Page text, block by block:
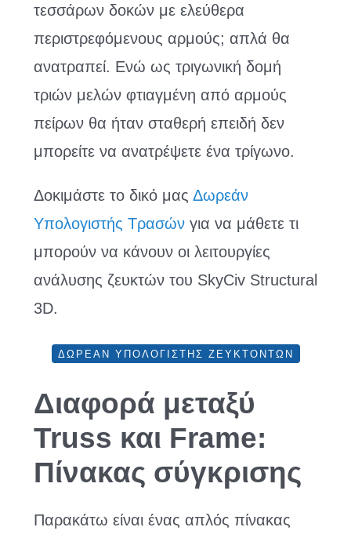
τεσσάρων δοκών με ελεύθερα
περιστρεφόμενους αρμούς; απλά θα
ανατραπεί. Ενώ ως τριγωνική δομή
τριών μελών φτιαγμένη από αρμούς
πείρων θα ήταν σταθερή επειδή δεν
μπορείτε να ανατρέψετε ένα τρίγωνο.
Δοκιμάστε το δικό μας Δωρεάν
Υπολογιστής Τρασώνγια να μάθετε τι
μπορούν να κάνουν οι λειτουργίες
ανάλυσης ζευκτών του SkyCiv Structural
3D.
ΔΩΡΕΆΝ ΥΠΟΛΟΓΙΣΤΉΣ ΖΕΥΚΤΌΝΤΩΝ
Διαφορά μεταξύ
Truss και Frame:
Πίνακας σύγκρισης
Παρακάτω είναι ένας απλός πίνακας